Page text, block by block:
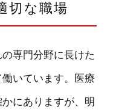
切な職場
専門分野に長けた
いています。医療
にありますが、明